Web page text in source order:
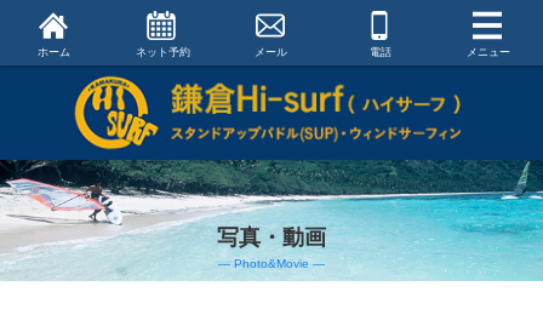
ホーム ネット予約 メール 電話 メニュー
写真・動画
― Photo&Movie ―